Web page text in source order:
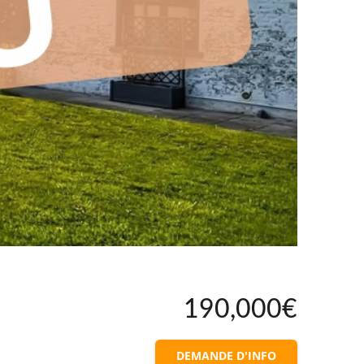
190,000€
DEMANDE D'INFO